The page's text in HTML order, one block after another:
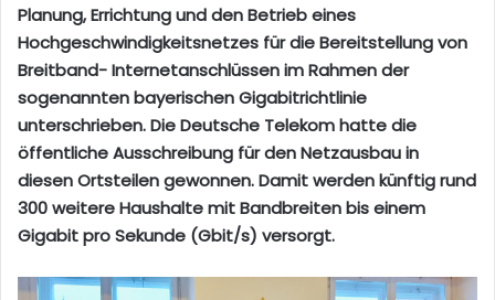
Planung, Errichtung und den Betrieb eines
Hochgeschwindigkeitsnetzes für die Bereitstellung von
Breitband- Internetanschlüssen im Rahmen der
sogenannten bayerischen Gigabitrichtlinie
unterschrieben. Die Deutsche Telekom hatte die
öffentliche Ausschreibung für den Netzausbau in
diesen Ortsteilen gewonnen. Damit werden künftig rund
300 weitere Haushalte mit Bandbreiten bis einem
Gigabit pro Sekunde (Gbit/s) versorgt.